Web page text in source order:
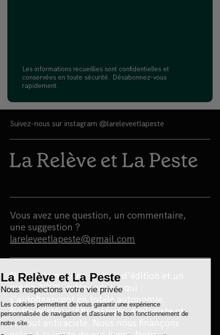
Les informations recueillies sont confidentielles et
conservées en toute sécurité. Désabonnez-vous
rapidement.
Suivez-nous sur instagram @lareleveetlapeste
Vous avez une question, un commentaire,
une suggestion ?
lareleveetlapeste@gmail.com
Nous sommes une maison d'édition et un
média 100% indépendants qui
s'autofinancent en totale autonomie.
Notre portée est humaniste, écologiste et
surtout antiraciste. Nous nous finançons